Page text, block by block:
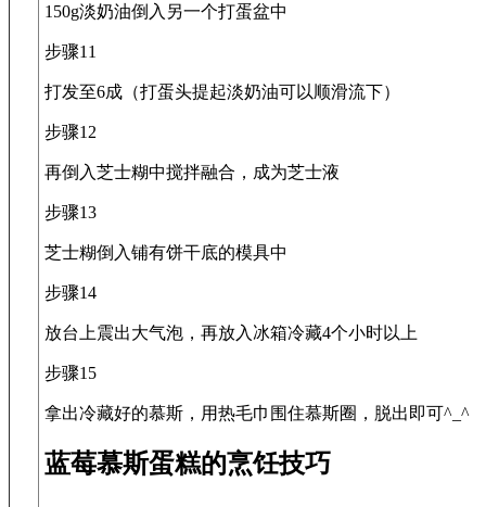
150g淡奶油倒入另一个打蛋盆中
步骤11
打发至6成（打蛋头提起淡奶油可以顺滑流下）
步骤12
再倒入芝士糊中搅拌融合，成为芝士液
步骤13
芝士糊倒入铺有饼干底的模具中
步骤14
放台上震出大气泡，再放入冰箱冷藏4个小时以上
步骤15
拿出冷藏好的慕斯，用热毛巾围住慕斯圈，脱出即可^_^
蓝莓慕斯蛋糕的烹饪技巧